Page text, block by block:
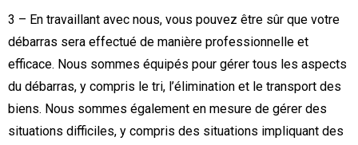
3 – En travaillant avec nous, vous pouvez être sûr que votre
débarras sera effectué de manière professionnelle et
efficace. Nous sommes équipés pour gérer tous les aspects
du débarras, y compris le tri, l’élimination et le transport des
biens. Nous sommes également en mesure de gérer des
situations difficiles, y compris des situations impliquant des